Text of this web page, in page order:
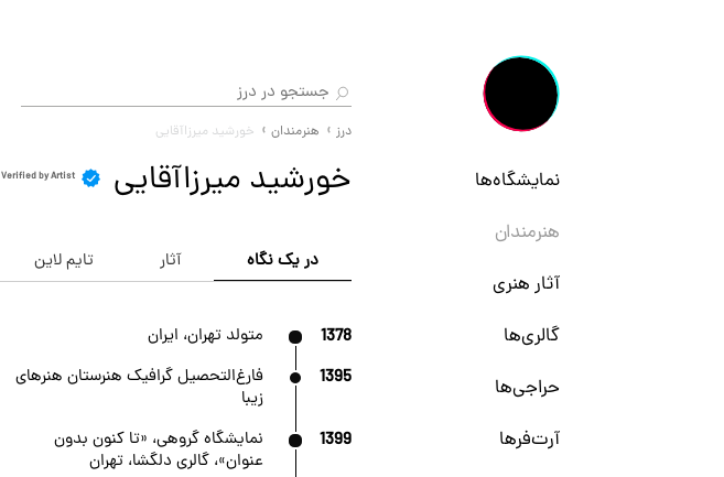
نمایشگاه‌ها
هنرمندان
آثار هنری
گالری‌ها
حراجی‌ها
آرت‌فرها
درز هنرمندان خورشید میرزاآقایی
خورشید میرزاآقایی Verified by Artist
در یک نگاه آثار تایم لاین
1378 متولد تهران، ایران
1395
فارغ‌التحصیل گرافیک هنرستان هنرهای
زیبا
1399
نمایشگاه گروهی، «تا کنون بدون
عنوان»، گالری دلگشا، تهران